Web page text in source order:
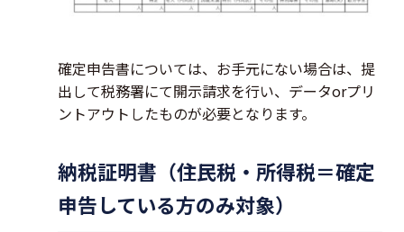
確定申告書については、お手元にない場合は、提
出して税務署にて開示請求を行い、データorプリ
ントアウトしたものが必要となります。
納税証明書（住民税・所得税＝確定
申告している方のみ対象）